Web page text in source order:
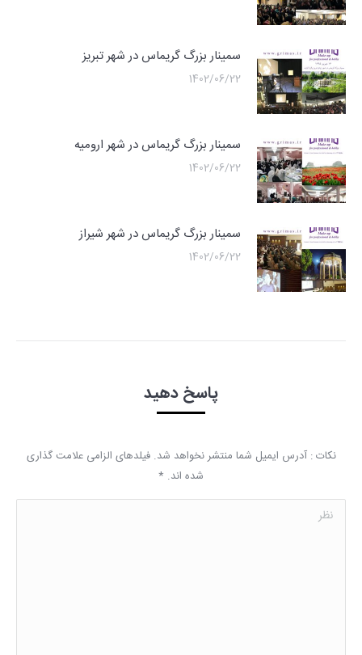
سمینار بزرگ گریماس در شهر تبریز
1402/06/22
سمینار بزرگ گریماس در شهر ارومیه
1402/06/22
سمینار بزرگ گریماس در شهر شیراز
1402/06/22
پاسخ دهید
نکات : آدرس ایمیل شما منتشر نخواهد شد. فیلدهای الزامی علامت گذاری
شده اند. *
نظر